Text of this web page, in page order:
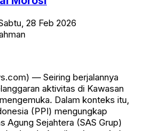
28 Feb 2026
— Seiring berjalannya
aktivitas di Kawasan
Dalam konteks itu,
(PPI) mengungkap
Agung Sejahtera (SAS Grup)